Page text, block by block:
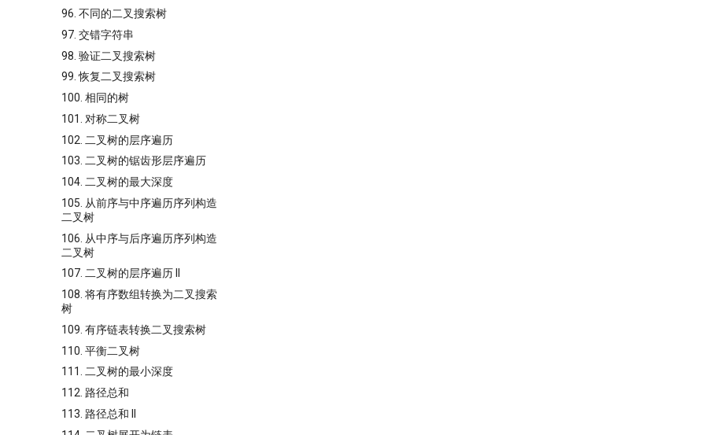
96. 不同的二叉搜索树
97. 交错字符串
98. 验证二叉搜索树
99. 恢复二叉搜索树
100. 相同的树
101. 对称二叉树
102. 二叉树的层序遍历
103. 二叉树的锯齿形层序遍历
104. 二叉树的最大深度
105. 从前序与中序遍历序列构造
二叉树
106. 从中序与后序遍历序列构造
二叉树
107. 二叉树的层序遍历 II
108. 将有序数组转换为二叉搜索
树
109. 有序链表转换二叉搜索树
110. 平衡二叉树
111. 二叉树的最小深度
112. 路径总和
113. 路径总和 II